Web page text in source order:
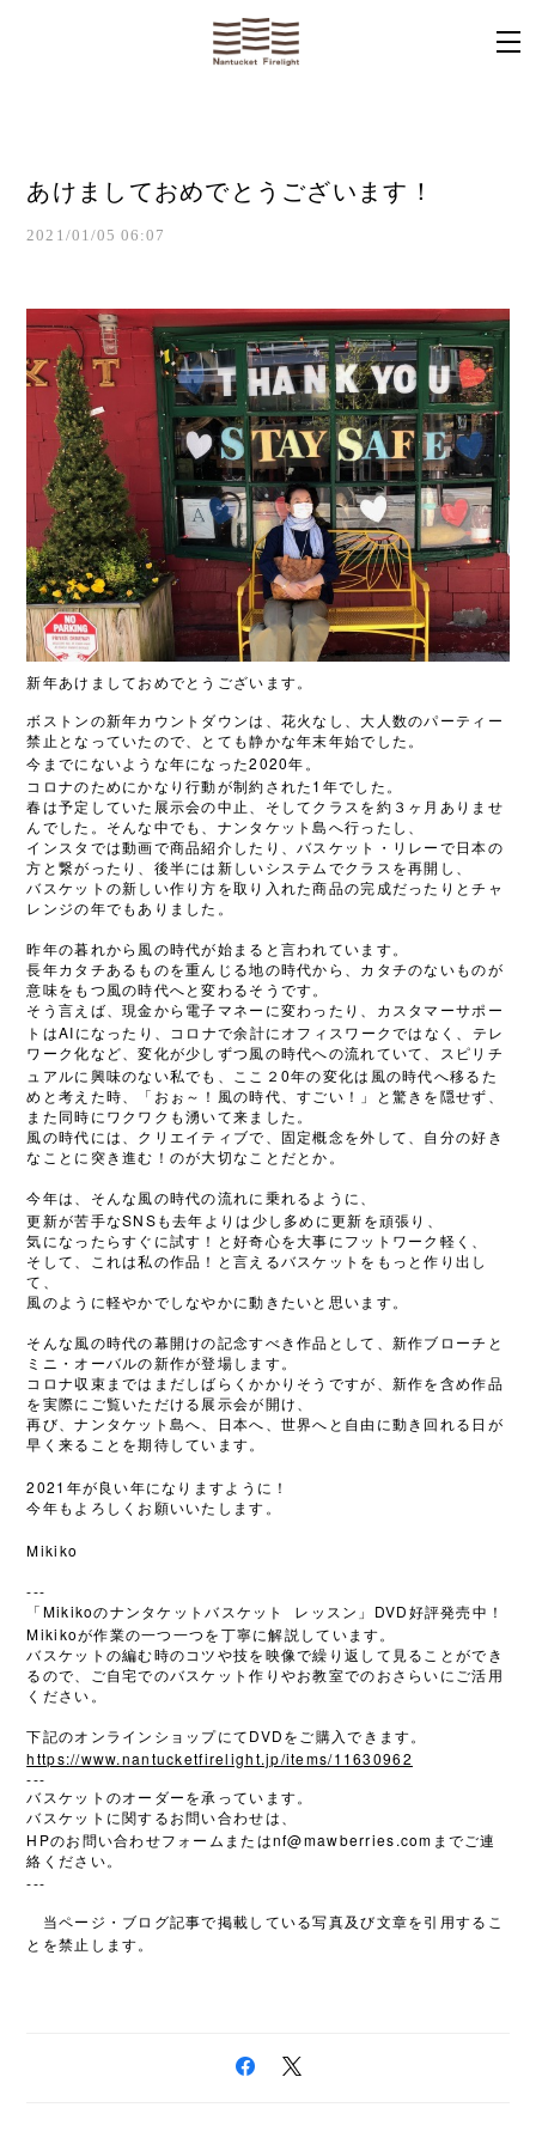
あけましておめでとうございます！
2021/01/05 06:07
新年あけましておめでとうございます。
ボストンの新年カウントダウンは、花火なし、大人数のパーティー
禁止となっていたので、とても静かな年末年始でした。
今までにないような年になった2020年。
コロナのためにかなり行動が制約された 1 年でした。
春は予定していた展示会の中止、そしてクラスを約３ヶ月ありませ
んでした。そんな中でも、ナンタケット島へ行ったし、
インスタでは動画で商品紹介したり、バスケット・リレーで日本の
方と繋がったり、後半には新しいシステムでクラスを再開し、
バスケットの新しい作り方を取り入れた商品の完成だったりとチャ
レンジの年でもありました。
昨年の暮れから風の時代が始まると言われています。
長年カタチあるものを重んじる地の時代から、カタチのないものが
意味をもつ風の時代へと変わるそうです。
そう言えば、現金から電子マネーに変わったり、カスタマーサポー
トはAI になったり、コロナで余計にオフィスワークではなく、テレ
ワーク化など、変化が少しずつ風の時代への流れていて、スピリチ
ュアルに興味のない私でも、ここ２ 0年の変化は風の時代へ移るた
めと考えた時、「おぉ～！風の時代、すごい！」と驚きを隠せず、
また同時にワクワクも湧いて来ました。
風の時代には、クリエイティブで、固定概念を外して、自分の好き
なことに突き進む！のが大切なことだとか。
今年は、そんな風の時代の流れに乗れるように、
更新が苦手なSNS も去年よりは少し多めに更新を頑張り、
気になったらすぐに試す！と好奇心を大事にフットワーク軽く、
そして、これは私の作品！と言えるバスケットをもっと作り出し
て、
風のように軽やかでしなやかに動きたいと思います。
そんな風の時代の幕開けの記念すべき作品として、新作ブローチと
ミニ・オーバルの新作が登場します。
コロナ収束まではまだしばらくかかりそうですが、新作を含め作品
を実際にご覧いただける展示会が開け、
再び、ナンタケット島へ、日本へ、世界へと自由に動き回れる日が
早く来ることを期待しています。
2021 年が良い年になりますように！
今年もよろしくお願いいたします。
Mikiko
---
「 Mikikoのナンタケットバスケット レッスン」 DVD 好評発売中！
Mikikoが作業の一つ一つを丁寧に解説しています。
バスケットの編む時のコツや技を映像で繰り返して見ることができ
るので、ご自宅でのバスケット作りやお教室でのおさらいにご活用
ください。
下記のオンラインショップにて DVD をご購入できます。
https://www.nantucketfirelight.jp/items/11630962
---
バスケットのオーダーを承っています。
バスケットに関するお問い合わせは、
HPのお問い合わせフォームまたはnf@mawberries.com までご連
絡ください。
---
当ページ・ブログ記事で掲載している写真及び文章を引用するこ
とを禁止します。